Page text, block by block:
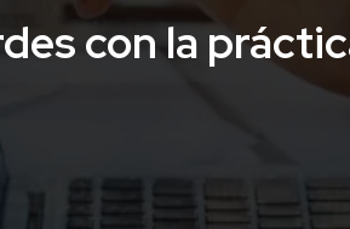
con la